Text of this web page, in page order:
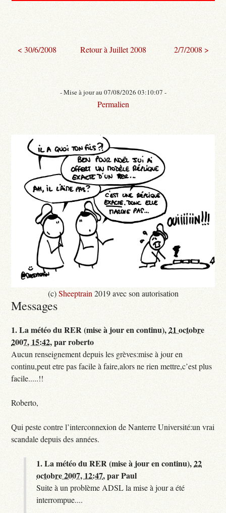
< 30/6/2008 Retour à Juillet 2008 2/7/2008 >
- Mise à jour au 07/08/2026 03:10:07 -
Permalien
(c)Sheeptrain 2019 avec son autorisation
Messages
1.La météo du RER (mise à jour en continu),21 octobre
2007, 15:42,parroberto
Aucun renseignement depuis les grèves:mise à jour en
continu,peut etre pas facile à faire,alors ne rien mettre,c’est plus
facile.....!!
Roberto,
Qui peste contre l’interconnexion de Nanterre Université:un vrai
scandale depuis des années.
1.La météo du RER (mise à jour en continu),22
octobre 2007, 12:47,parPaul
Suite à un problème ADSL la mise à jour a été
interrompue....